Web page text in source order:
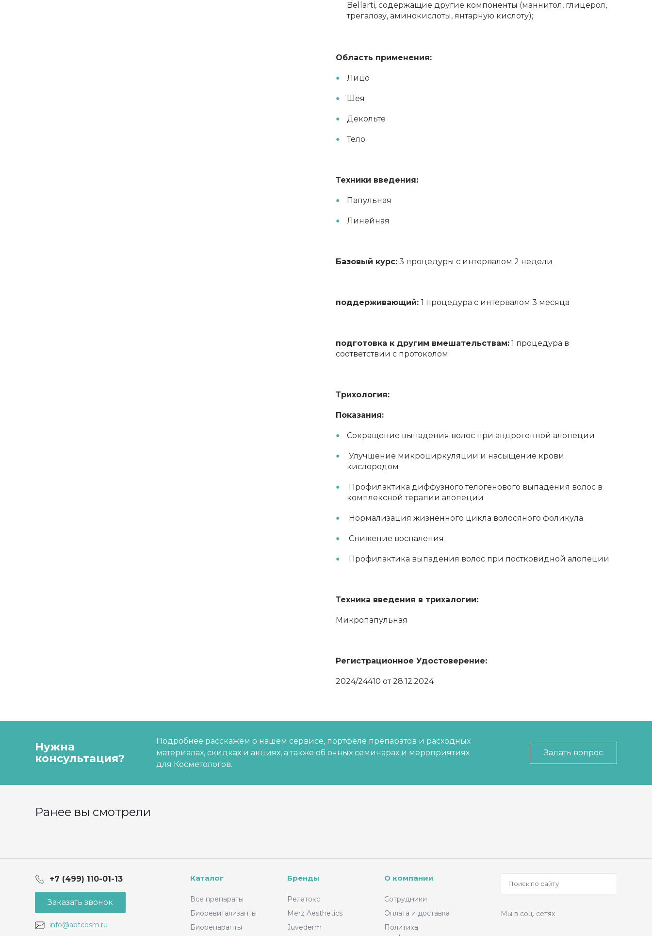
Bellarti, содержащие другие компоненты (маннитол, глицерол,
трегалозу, аминокислоты, янтарную кислоту);
Область применения:
Лицо
Шея
Декольте
Тело
Техники введения:
Папульная
Линейная
Базовый курс: 3 процедуры с интервалом 2 недели
поддерживающий: 1 процедура с интервалом 3 месяца
подготовка к другим вмешательствам: 1 процедура в
соответствии с протоколом
Трихология:
Показания:
Сокращение выпадения волос при андрогенной алопеции
Улучшение микроциркуляции и насыщение крови
кислородом
Профилактика диффузного телогенового выпадения волос в
комплексной терапии алопеции
Нормализация жизненного цикла волосяного фоликула
Снижение воспаления
Профилактика выпадения волос при постковидной алопеции
Техника введения в трихалогии:
Микропапульная
Регистрационное Удостоверение:
2024/24410 от 28.12.2024
Нужна
консультация?
Подробнее расскажем о нашем сервисе, портфеле препаратов и расходных
материалах, скидках и акциях, а также об очных семинарах и мероприятиях
для Косметологов.
Задать вопрос
Ранее вы смотрели
+7 (499) 110-01-13
Заказать звонок
info@aptcosm.ru
Каталог
Все препараты
Биоревитализанты
Биорепаранты
Бренды
Релатокс
Merz Aesthetics
Juvederm
О компании
Сотрудники
Оплата и доставка
Политика
Мы в соц. сетях